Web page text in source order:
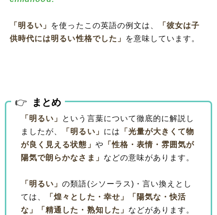
「明るい」 を使ったこの英語の例文は、
「彼女は子
供時代には明るい性格でした」
を意味しています。
まとめ
「明るい」 という言葉について徹底的に解説し
ましたが、
「明るい」 には
「光量が大きくて物
が良く見える状態」 や 「性格・表情・雰囲気が
陽気で朗らかなさま」 などの意味があります。
「明るい」の類語(シソーラス)・言い換えとし
ては、
「煌々とした・幸せ」
「陽気な・快活
な」
「精通した・熟知した」 などがあります。